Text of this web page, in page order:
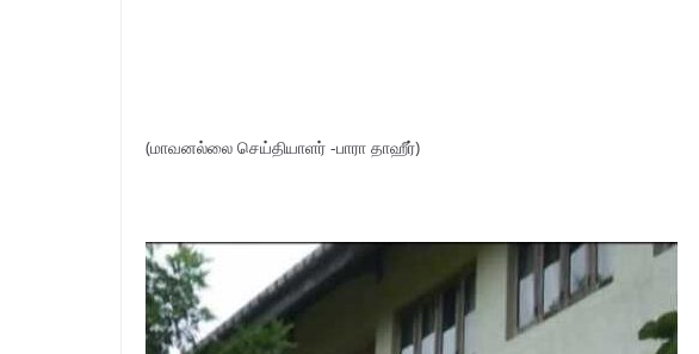
(மாவனல்லை செய்தியாளர் -பாரா தாஹீர்)